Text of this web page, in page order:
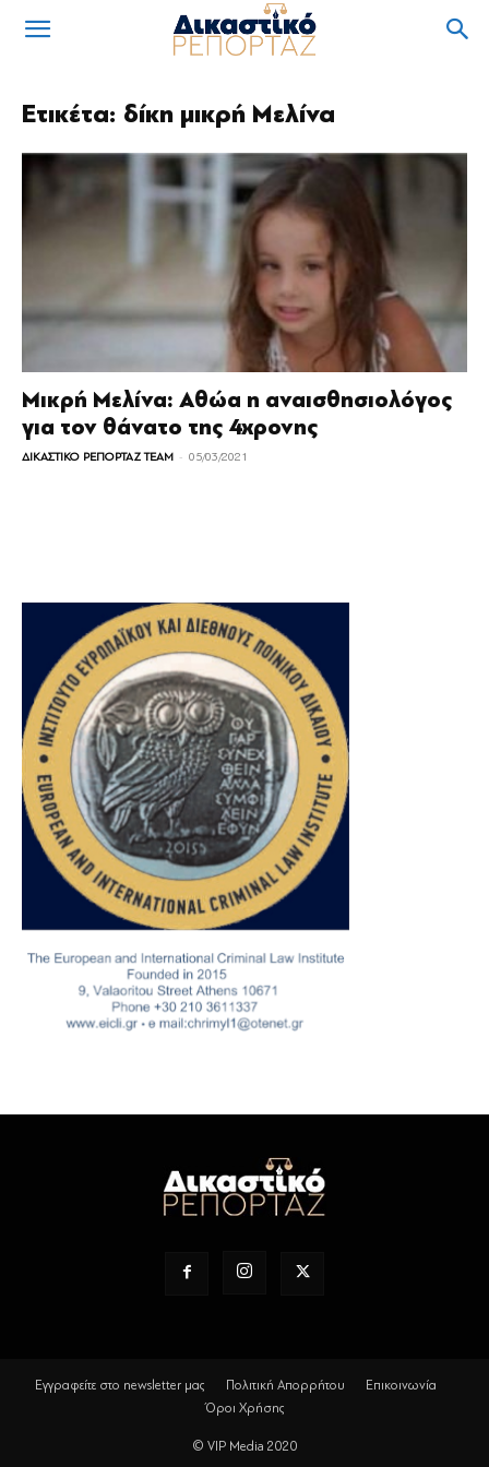
Ετικέτα: δίκη μικρή Μελίνα
Μικρή Μελίνα: Αθώα η αναισθησιολόγος
για τον θάνατο της 4χρονης
ΔΙΚΑΣΤΙΚΟ ΡΕΠΟΡΤΑΖ TEAM - 05/03/2021
Εγγραφείτε στο newsletter μας Πολιτική Απορρήτου
Επικοινωνία
Όροι Χρήσης
© VIP Media 2020